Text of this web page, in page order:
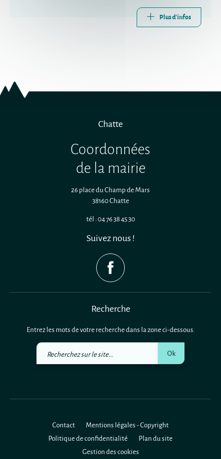
Plus d'infos
Chatte
Coordonnées
de la mairie
26 place du Champ de Mars
38160 Chatte
tél : 04 76 38 45 30
Suivez nous !
Recherche
Entrez les mots de votre recherche dans la zone ci-dessous.
Recherchez
Ok
Contact
Mentions légales - Copyright
Politique de confidentialité
Plan du site
Gestion des cookies